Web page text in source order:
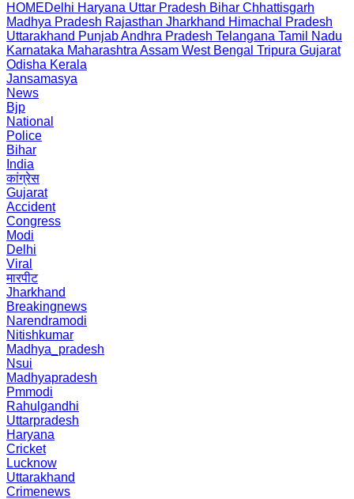
HOMEDelhi Haryana Uttar Pradesh Bihar Chhattisgarh
Madhya Pradesh Rajasthan Jharkhand Himachal Pradesh
Uttarakhand PunjabAndhra Pradesh Telangana Tamil Nadu
Karnataka Maharashtra Assam West Bengal Tripura Gujarat
Odisha Kerala
Jansamasya
News
Bjp
National
Police
Bihar
India
कांग्रेस
Gujarat
Accident
Congress
Modi
Delhi
Viral
मारपीट
Jharkhand
Breakingnews
Narendramodi
Nitishkumar
Madhya_pradesh
Nsui
Madhyapradesh
Pmmodi
Rahulgandhi
Uttarpradesh
Haryana
Cricket
Lucknow
Uttarakhand
Crimenews